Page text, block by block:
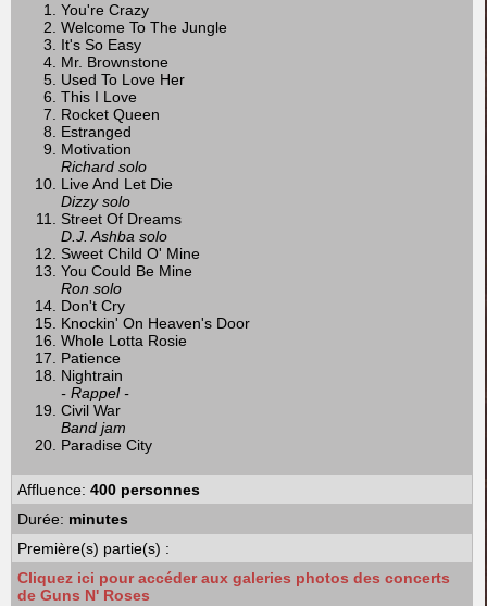
You're Crazy
Welcome To The Jungle
It's So Easy
Mr. Brownstone
Used To Love Her
This I Love
Rocket Queen
Estranged
Motivation
Richard solo
Live And Let Die
Dizzy solo
Street Of Dreams
D.J. Ashba solo
Sweet Child O' Mine
You Could Be Mine
Ron solo
Don't Cry
Knockin' On Heaven's Door
Whole Lotta Rosie
Patience
Nightrain
- Rappel -
Civil War
Band jam
Paradise City
Affluence:400 personnes
Durée: minutes
Première(s) partie(s) :
Cliquez ici pour accéder aux galeries photos des concerts
de Guns N' Roses